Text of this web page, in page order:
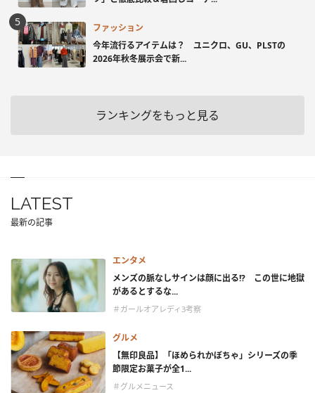
ファッション
今年流行るアイテムは？ ユニクロ、GU、PLSTの
2026年秋冬展示会で新...
ランキングをもっと見る
LATEST
最新の記事
エンタメ
メンズの脈なしサインは顔に出る!? この世に地獄
があるとするな...
＃ガールオアレディ3考察
グルメ
【無印良品】「ほめられかぼちゃ」シリーズの季
節限定お菓子が全1...
＃グルメニュース